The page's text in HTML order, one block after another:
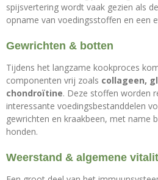
spijsvertering wordt vaak gezien als
opname van voedingsstoffen en een
Gewrichten & botten
Tijdens het langzame kookproces
componenten vrij zoals collageen,
chondroïtine. Deze stoffen worden
interessante voedingsbestanddelen
gewrichten en kraakbeen, met name
honden.
Weerstand & algemene